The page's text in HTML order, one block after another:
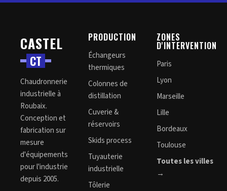
CASTEL
CT
Chaudronnerie
industrielle à
Roubaix.
Conception et
fabrication sur
mesure
d'équipements
pour l'industrie
depuis 2005.
PRODUCTION
Échangeurs
thermiques
Colonnes de
distillation
Cuverie &
réservoirs
Skids process
Tuyauterie
industrielle
Tôlerie
ZONES
D'INTERVENTION
Paris
Lyon
Marseille
Lille
Bordeaux
Toulouse
Toutes les villes
→